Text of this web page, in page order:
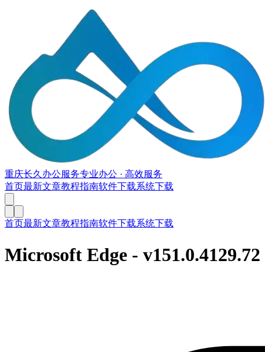
重庆长久办公服务专业办公 · 高效服务
首页最新文章教程指南软件下载系统下载
首页最新文章教程指南软件下载系统下载
Microsoft Edge - v151.0.4129.72